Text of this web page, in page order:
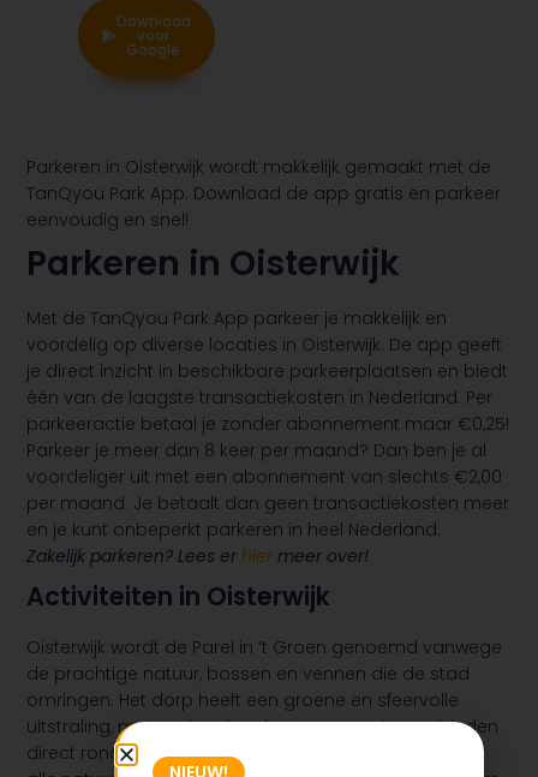
Download
voor
Apple
Download
voor
Google
Parkeren in Oisterwijk wordt makkelijk gemaakt met de
TanQyou Park App. Download de app gratis en parkeer
eenvoudig en snel!
Parkeren in Oisterwijk
Met de TanQyou Park App parkeer je makkelijk en
voordelig op diverse locaties in Oisterwijk. De app geeft
je direct inzicht in beschikbare parkeerplaatsen en biedt
één van de laagste transactiekosten in Nederland. Per
parkeeractie betaal je zonder abonnement maar €0,25!
Parkeer je meer dan 8 keer per maand? Dan ben je al
voordeliger uit met een abonnement van slechts €2,00
per maand. Je betaalt dan geen transactiekosten meer
en je kunt onbeperkt parkeren in heel Nederland.
Zakelijk parkeren? Lees erhier meer over!
Activiteiten in Oisterwijk
Oisterwijk wordt de Parel in ’t Groen genoemd vanwege
de prachtige natuur, bossen en vennen die de stad
omringen. Het dorp heeft een groene en sfeervolle
uitstraling, met veel parken, bomen en natuurgebieden
direct rondom het centrum. Een echte aanrader voor